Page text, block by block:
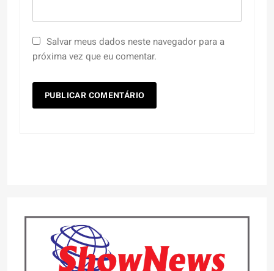
Salvar meus dados neste navegador para a
próxima vez que eu comentar.